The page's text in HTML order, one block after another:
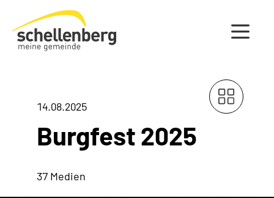
Gemeinde Schellenberg Startseite
14.08.2025
Burgfest 2025
37 Medien